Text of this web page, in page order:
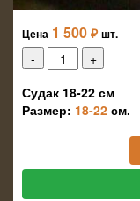
Цена 1 500 ₽ шт.
Судак 18-22 см
Размер: 18-22 см.